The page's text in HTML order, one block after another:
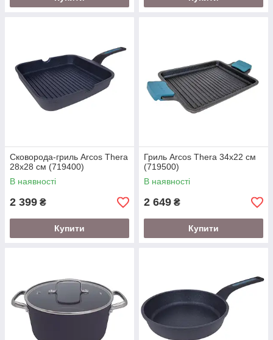
Сковорода-гриль Arcos Thera
28x28 см (719400)
В наявності
2 399 ₴
Купити
Гриль Arcos Thera 34x22 см
(719500)
В наявності
2 649 ₴
Купити